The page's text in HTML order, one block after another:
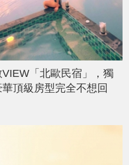
「北歐民宿」，獨
頂級房型完全不想回